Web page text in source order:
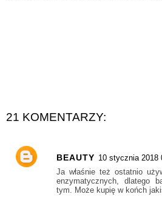
21 KOMENTARZY:
BEAUTY 10 stycznia 2018
Ja właśnie też ostatnio
enzymatycznych, dlatego
tym. Może kupię w końch